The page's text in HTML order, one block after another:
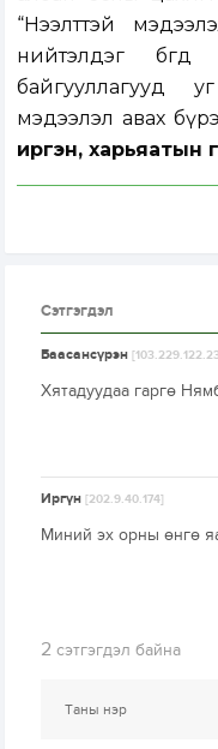
“Нээлттэй
нийтэлдэг
байгууллагууд
мэдээлэл авах
иргэн, харьяатын
Сэтгэгдэл
Баасансүрэн
Хятадуудаа гаргө
Иргүн[202.9.40.174]
Миний эх орны өнгө
2 сэтгэгдэл байна